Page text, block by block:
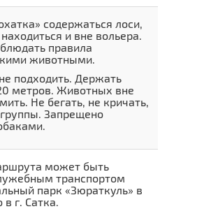
содержаться лоси,
и вне вольера.
правила
животными.
подходить. Держать
метров. Животных вне
Не бегать, не кричать,
Запрещено
может быть
транспортом
парк «Зюраткуль» в
в г. Сатка.